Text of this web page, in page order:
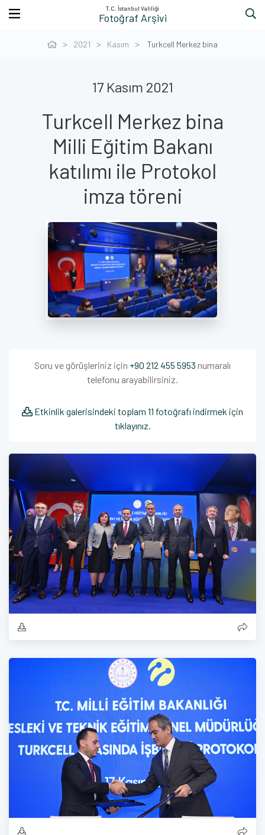
T.C. İstanbul Valiliği
Fotoğraf Arşivi
2021 Kasım Turkcell Merkez bina
17 Kasım 2021
Turkcell Merkez bina
Milli Eğitim Bakanı
katılımı ile Protokol
imza töreni
Soru ve görüşleriniz için +90 212 455 5953 numaralı
telefonu arayabilirsiniz.
Etkinlik galerisindeki toplam 11 fotoğrafı indirmek için
tıklayınız.